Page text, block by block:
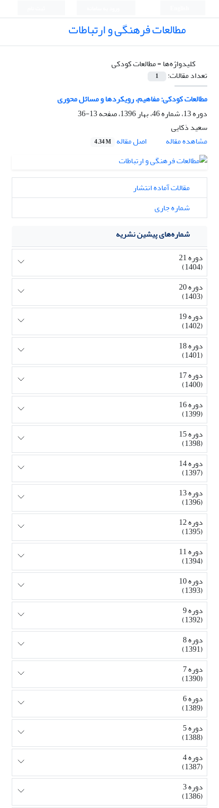
مطالعات فرهنگی و ارتباطات
کلیدواژه‌ها =مطالعات کودکی
تعداد مقالات:
1
مطالعات کودکی: مفاهیم، رویکردها و مسائل محوری
دوره 13، شماره 46، بهار 1396، صفحه
13-36
سعید ذکایی
مشاهده مقاله
اصل مقاله 4.34 M
مقالات آماده انتشار
شماره جاری
شماره‌های پیشین نشریه
دوره 21
(1404)
دوره 20
(1403)
دوره 19
(1402)
دوره 18
(1401)
دوره 17
(1400)
دوره 16
(1399)
دوره 15
(1398)
دوره 14
(1397)
دوره 13
(1396)
دوره 12
(1395)
دوره 11
(1394)
دوره 10
(1393)
دوره 9
(1392)
دوره 8
(1391)
دوره 7
(1390)
دوره 6
(1389)
دوره 5
(1388)
دوره 4
(1387)
دوره 3
(1386)